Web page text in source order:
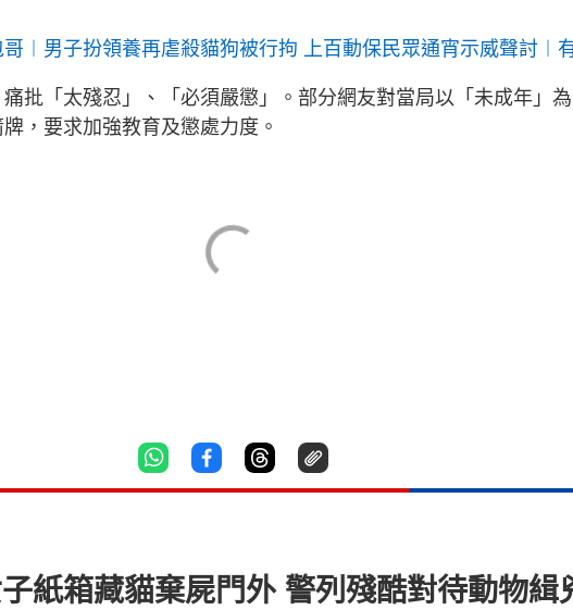
︱男子扮領養再虐殺貓狗被行拘 上百動保民眾通宵示威聲討︱
批「太殘忍」、「必須嚴懲」。部分網友對當局以「未成年」
，要求加強教育及懲處力度。
紙箱藏貓棄屍門外 警列殘酷對待動物緝